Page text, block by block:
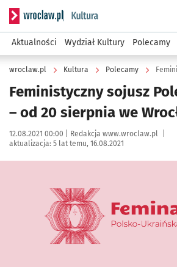
Serwis informacyjny wroclaw.pl
Aktualności Wydział Kultury Polecamy
wroclaw.pl Kultura Polecamy
Feministyczny sojusz
– od 20 sierpnia we
Data publikacji:
12.08.2021 00:00 | Autor:
Redakcja www.wroclaw.pl
aktualizacja: 5 lat temu, 16.08.2021